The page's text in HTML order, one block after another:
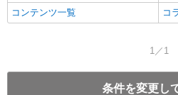
コンテンツ一覧
コ
1／1
条件を変更し